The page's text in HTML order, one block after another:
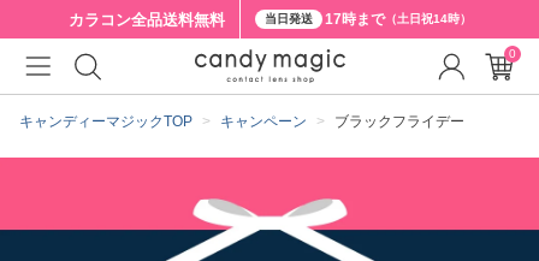
カラコン全品送料無料 当日発送 17時まで（土日祝14時）
キャンディーマジックTOP キャンペーン ブラックフライデー
0